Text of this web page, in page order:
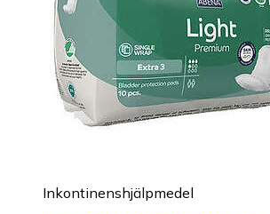
Inkontinenshjälpmedel